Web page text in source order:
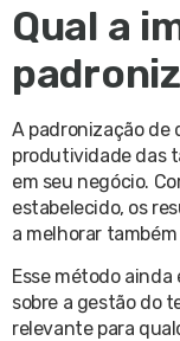
Qual a
A padronização de
produtividade das
em seu negócio.
estabelecido, os
a melhorar
Esse método
sobre a gestão do
relevante para